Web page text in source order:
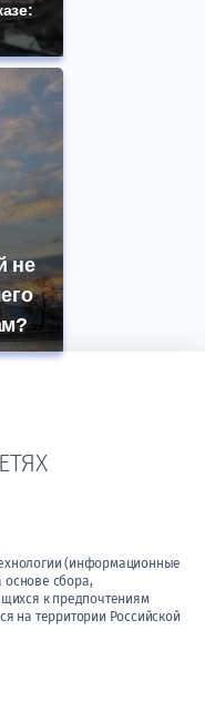
не
(информационные
основе сбора,
к предпочтениям
на территории Российской